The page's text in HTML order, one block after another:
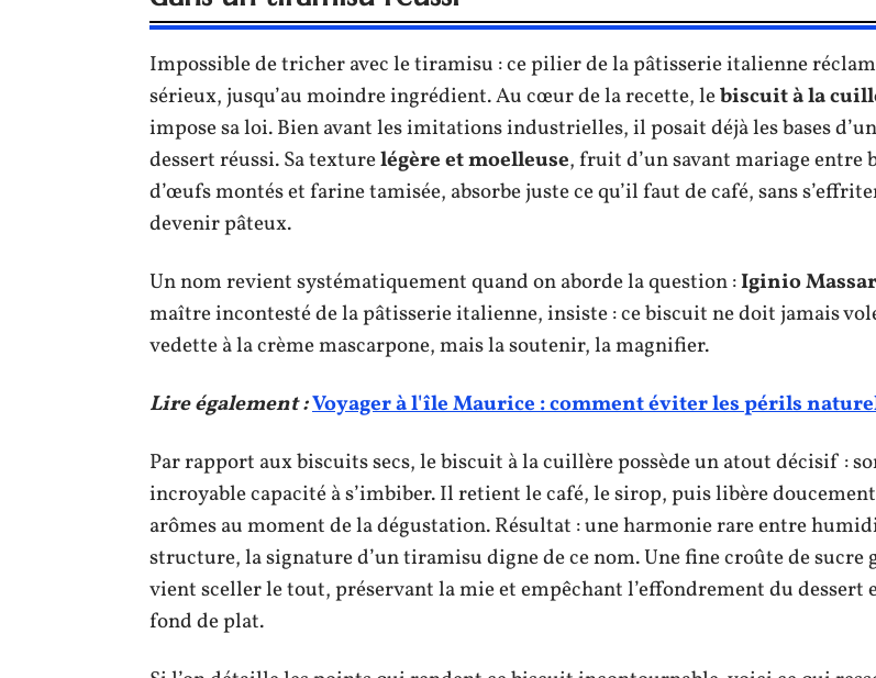
Impossible de tricher avec le tiramisu : ce pilier de la pâtisserie italienne
sérieux, jusqu’au moindre ingrédient. Au cœur de la recette, lebiscuit à la
impose sa loi. Bien avant les imitations industrielles, il posait déjà les bases d’un
dessert réussi. Sa texturelégère et moelleuse, fruit d’un savant mariage entre
d’œufs montés et farine tamisée, absorbe juste ce qu’il faut de café, sans
devenir pâteux.
Un nom revient systématiquement quand on aborde la question :Iginio
maître incontesté de la pâtisserie italienne, insiste : ce biscuit ne doit jamais
vedette à la crème mascarpone, mais la soutenir, la magnifier.
Lire également :Voyager à l'île Maurice : comment éviter les périls
Par rapport aux biscuits secs, le biscuit à la cuillère possède un atout décisif :
incroyable capacité à s’imbiber. Il retient le café, le sirop, puis libère
arômes au moment de la dégustation. Résultat : une harmonie rare entre
structure, la signature d’un tiramisu digne de ce nom. Une fine croûte de sucre
vient sceller le tout, préservant la mie et empêchant l’effondrement du dessert
fond de plat.